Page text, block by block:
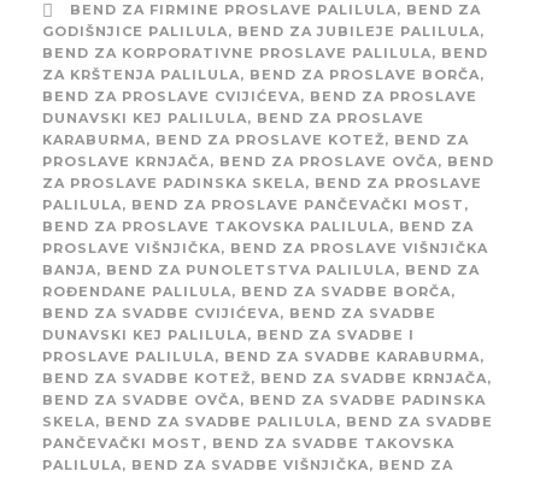
BEND ZA FIRMINE PROSLAVE PALILULA, BEND ZA
GODIŠNJICE PALILULA, BEND ZA JUBILEJE PALILULA,
BEND ZA KORPORATIVNE PROSLAVE PALILULA, BEND
ZA KRŠTENJA PALILULA, BEND ZA PROSLAVE BORČA,
BEND ZA PROSLAVE CVIJIĆEVA, BEND ZA PROSLAVE
DUNAVSKI KEJ PALILULA, BEND ZA PROSLAVE
KARABURMA, BEND ZA PROSLAVE KOTEŽ, BEND ZA
PROSLAVE KRNJAČA, BEND ZA PROSLAVE OVČA, BEND
ZA PROSLAVE PADINSKA SKELA, BEND ZA PROSLAVE
PALILULA, BEND ZA PROSLAVE PANČEVAČKI MOST ,
BEND ZA PROSLAVE TAKOVSKA PALILULA, BEND ZA
PROSLAVE VIŠNJIČKA, BEND ZA PROSLAVE VIŠNJIČKA
BANJA, BEND ZA PUNOLETSTVA PALILULA, BEND ZA
ROĐENDANE PALILULA, BEND ZA SVADBE BORČA,
BEND ZA SVADBE CVIJIĆEVA, BEND ZA SVADBE
DUNAVSKI KEJ PALILULA, BEND ZA SVADBE I
PROSLAVE PALILULA, BEND ZA SVADBE KARABURMA,
BEND ZA SVADBE KOTEŽ, BEND ZA SVADBE KRNJAČA,
BEND ZA SVADBE OVČA, BEND ZA SVADBE PADINSKA
SKELA, BEND ZA SVADBE PALILULA, BEND ZA SVADBE
PANČEVAČKI MOST , BEND ZA SVADBE TAKOVSKA
PALILULA, BEND ZA SVADBE VIŠNJIČKA, BEND ZA